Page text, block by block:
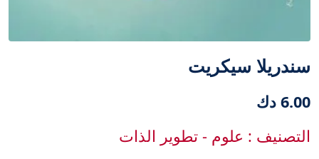
سندريلا سيكريت
6.00 دك
التصنيف : علوم - تطوير الذات